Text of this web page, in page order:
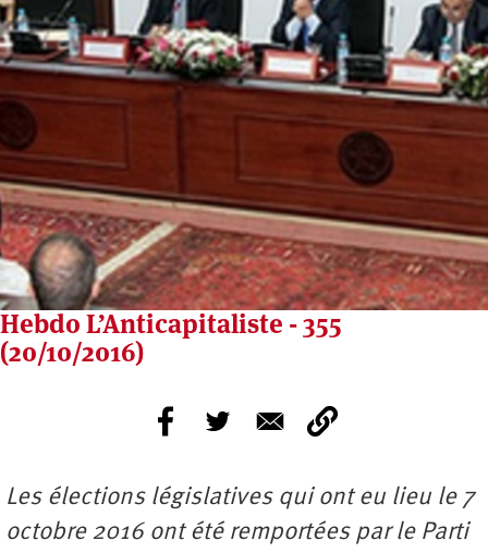
Hebdo L’Anticapitaliste - 355
(20/10/2016)
Les élections législatives qui ont eu lieu le 7
octobre 2016 ont été remportées par le Parti